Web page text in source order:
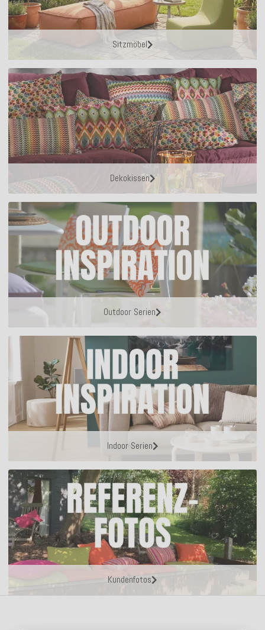
Sitzmöbel
Dekokissen
Outdoor Serien
Indoor Serien
Kundenfotos